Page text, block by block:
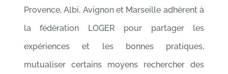
Provence, Albi, Avignon et Marseille adhèrent à
la fédération LOGER pour partager les
expériences et les bonnes pratiques,
mutualiser certains moyens rechercher des